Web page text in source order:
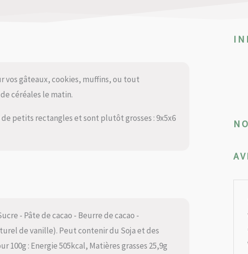
vos gâteaux, cookies, muffins, ou tout
céréales le matin.
petits rectangles et sont plutôt grosses : 9x5x6
- Pâte de cacao - Beurre de cacao -
de vanille). Peut contenir du Soja et des
: Energie 505kcal, Matières grasses 25,9g